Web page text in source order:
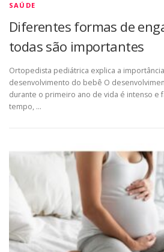
SAÚDE
Diferentes formas de
todas são importantes
Ortopedista pediátrica explica a
desenvolvimento do bebê O
durante o primeiro ano de vida é intenso e
tempo, …